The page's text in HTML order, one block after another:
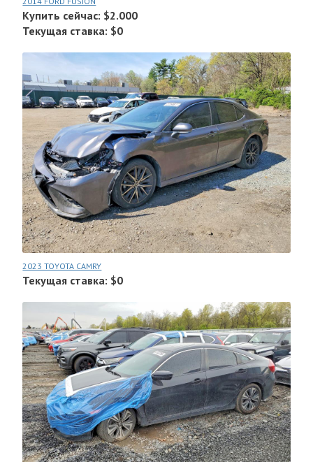
Купить сейчас: $2.000
Текущая ставка: $0
2023 TOYOTA CAMRY
Текущая ставка: $0